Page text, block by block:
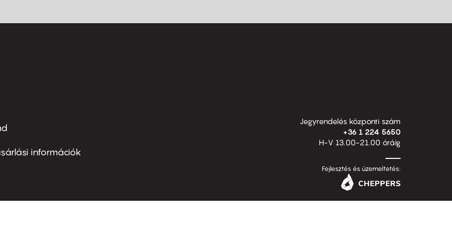
információk
Jegyrendelés központi szám
+36 1 224 5650
H-V 13.00-21.00 óráig
Fejlesztés és üzemeltetés: